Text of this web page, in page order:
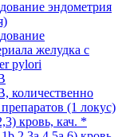
эндометрия
желудка с
pylori
количественно
(1 локус)
кровь, кач. *